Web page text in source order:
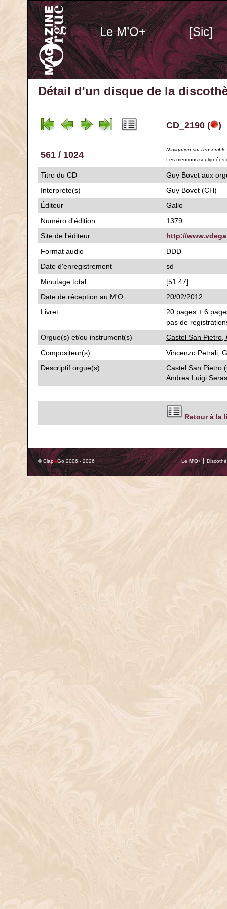
Le M’O+ [Sic]
Détail d'un disque de la
CD_2190 ( )
561 / 1024
Navigation sur
Les mentions soulignées
Titre du CD
Guy Bovet
Interprète(s)
Guy Bovet (CH)
Éditeur
Gallo
Numéro d'édition
1379
Site de l'éditeur
http://
Format audio
DDD
Date d'enregistrement
sd
Minutage total
[51:47]
Date de réception au M'O
20/02/2012
Livret
20 pages + 6
pas de
Orgue(s) et/ou instrument(s)
Castel San Pietro,
Compositeur(s)
Vincenzo Petrali,
Descriptif orgue(s)
Castel San Pietro
Andrea Luigi
Retour à la
© Clap&Go 2006 - 2026 Le M'O+ ⎢